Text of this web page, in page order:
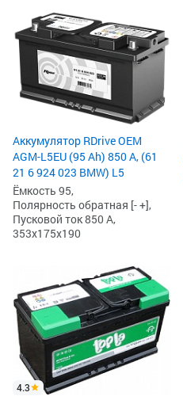
Аккумулятор RDrive OEM
AGM-L5EU (95 Ah) 850 А, (61
21 6 924 023 BMW) L5
Ёмкость 95,
Полярность обратная [- +],
Пусковой ток 850 А,
353x175x190
4.3